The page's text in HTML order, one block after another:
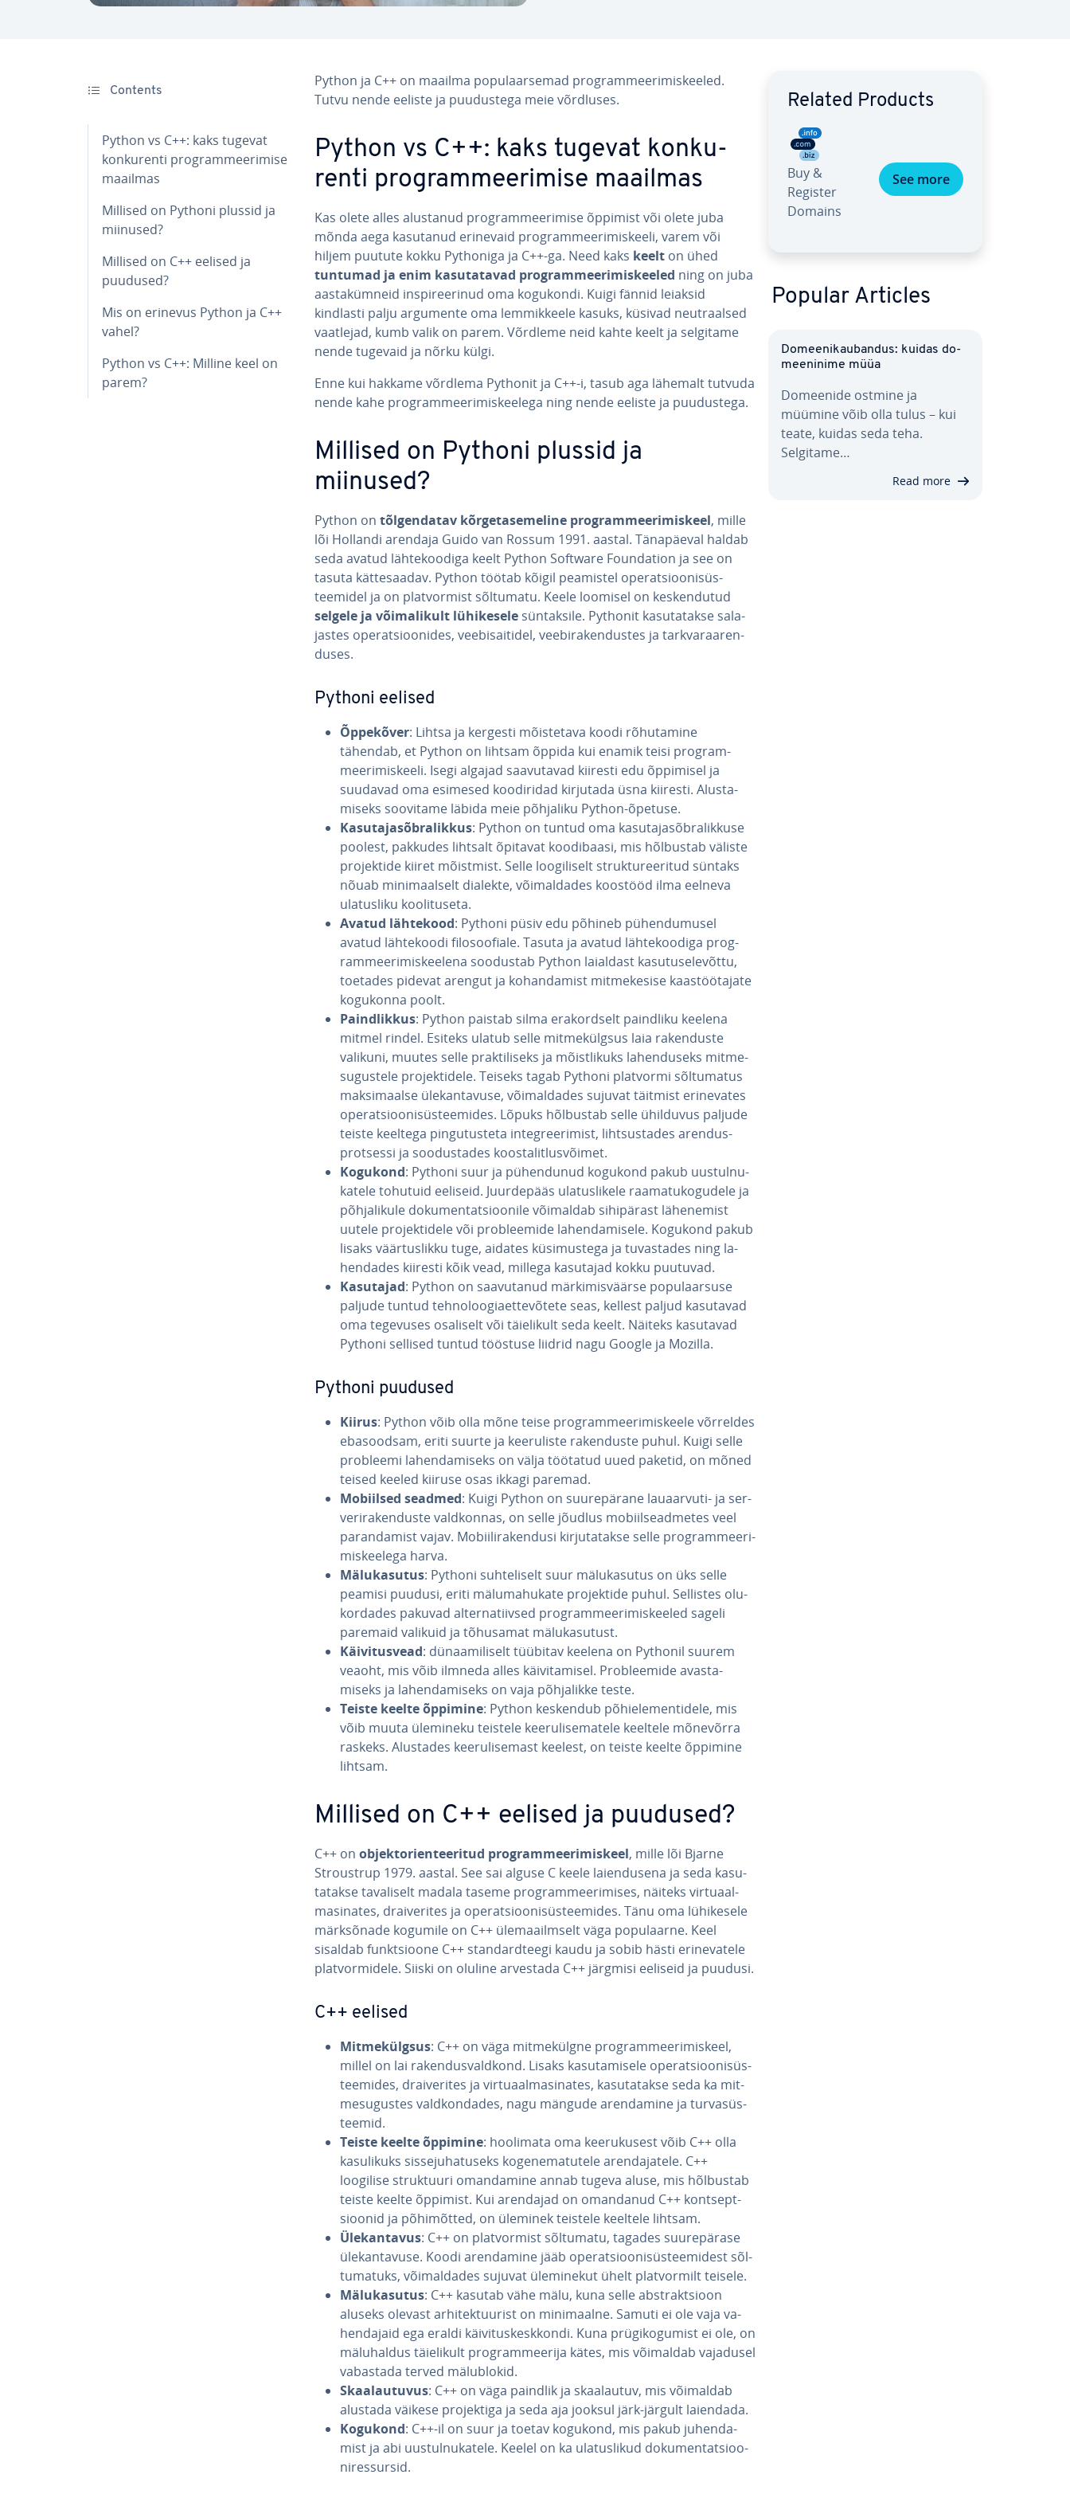
Contents
Python vs C++: kaks tugevat
kon­ku­renti prog­ram­mee­ri­mise
maailmas
Millised on Pythoni plussid ja
miinused?
Millised on C++ eelised ja
puudused?
Mis on erinevus Python ja C++
vahel?
Python vs C++: Milline keel on
parem?
Python ja C++ on maailma po­pu­laar­se­mad prog­ram­mee­ri­mis­kee­led.
Tutvu nende eeliste ja puu­dus­tega meie võrdluses.
Python vs C++: kaks tugevat kon­ku­
renti prog­ram­mee­ri­mise maailmas
Kas olete alles alustanud prog­ram­mee­ri­mise õppimist või olete juba
mõnda aega kasutanud erinevaid prog­ram­mee­ri­mis­keeli, varem või
hiljem puutute kokku Pythoniga ja C++-ga. Need kaks keelt on ühed
tuntumad ja enim ka­su­ta­ta­vad prog­ram­mee­ri­mis­kee­led ning on juba
aas­ta­küm­neid ins­pi­ree­ri­nud oma kogukondi. Kuigi fännid leiaksid
kindlasti palju argumente oma lem­mik­keele kasuks, küsivad neut­raal­sed
vaatlejad, kumb valik on parem. Võrdleme neid kahte keelt ja selgitame
nende tugevaid ja nõrku külgi.
Enne kui hakkame võrdlema Pythonit ja C++-i, tasub aga lähemalt tutvuda
nende kahe prog­ram­mee­ri­mis­kee­lega ning nende eeliste ja puu­dus­tega.
Millised on Pythoni plussid ja
miinused?
Python on tõl­gen­da­tav kõr­ge­ta­se­me­line prog­ram­mee­ri­mis­keel, mille
lõi Hollandi arendaja Guido van Rossum 1991. aastal. Tä­na­päe­val haldab
seda avatud läh­te­koo­diga keelt Python Software Foun­da­tion ja see on
tasuta kät­te­saa­dav. Python töötab kõigil peamistel ope­rat­sioo­ni­süs­
teemi­del ja on plat­vor­mist sõltumatu. Keele loomisel on kes­ken­du­tud
selgele ja või­ma­li­kult lü­hi­ke­sele sün­tak­sile. Pythonit ka­su­ta­takse sa­la­
jas­tes ope­rat­sioo­ni­des, vee­bi­sai­ti­del, vee­bi­ra­ken­dus­tes ja tark­va­raa­ren­
duses.
Pythoni eelised
Õppekõver: Lihtsa ja kergesti mõis­te­tava koodi rõ­hu­ta­mine
tähendab, et Python on lihtsam õppida kui enamik teisi prog­ram­
mee­ri­mis­keeli. Isegi algajad saa­vu­ta­vad kiiresti edu õppimisel ja
suudavad oma esimesed koo­di­ri­dad kirjutada üsna kiiresti. Alus­ta­
miseks soovitame läbida meie põhjaliku Python-õpetuse.
Ka­su­ta­ja­sõb­ra­lik­kus: Python on tuntud oma ka­su­ta­ja­sõb­ra­lik­kuse
poolest, pakkudes lihtsalt õpitavat koo­di­ba­asi, mis hõlbustab väliste
pro­jek­tide kiiret mõistmist. Selle loo­gi­li­selt struk­tu­ree­ri­tud süntaks
nõuab mi­ni­maal­selt dialekte, või­mal­da­des koostööd ilma eelneva
ula­tus­liku koo­li­tu­seta.
Avatud lähtekood: Pythoni püsiv edu põhineb pü­hen­du­mu­sel
avatud läh­te­koodi fi­lo­soo­fiale. Tasuta ja avatud läh­te­koo­diga prog­
ram­mee­ri­mis­kee­lena soodustab Python laialdast ka­su­tuse­le­võttu,
toetades pidevat arengut ja ko­han­da­mist mit­me­ke­sise kaas­töö­ta­jate
kogukonna poolt.
Paind­lik­kus: Python paistab silma era­kord­selt paindliku keelena
mitmel rindel. Esiteks ulatub selle mit­me­külg­sus laia ra­ken­duste
valikuni, muutes selle prak­ti­li­seks ja mõist­likuks la­hen­duseks mit­me­
su­gus­tele pro­jek­ti­dele. Teiseks tagab Pythoni platvormi sõl­tu­ma­tus
mak­si­maalse üle­kan­ta­vuse, või­mal­da­des sujuvat täitmist eri­ne­va­tes
ope­rat­sioo­ni­süs­teemi­des. Lõpuks hõlbustab selle ühilduvus paljude
teiste keeltega pin­gu­tus­teta in­teg­ree­ri­mist, liht­sus­ta­des aren­dus­
prot­sessi ja soo­dus­ta­des koos­ta­lit­lus­võimet.
Kogukond: Pythoni suur ja pü­hen­du­nud kogukond pakub uus­tul­nu­
ka­tele tohutuid eeliseid. Juur­de­pääs ula­tus­li­kele raa­ma­tu­ko­gu­dele ja
põh­ja­li­kule do­ku­men­tat­sioo­nile võimaldab si­hi­pä­rast lä­he­ne­mist
uutele pro­jek­ti­dele või prob­leemide la­hen­da­misele. Kogukond pakub
lisaks väär­tus­likku tuge, aidates kü­si­mus­tega ja tu­vas­ta­des ning la­
hen­da­des kiiresti kõik vead, millega kasutajad kokku puutuvad.
Kasutajad: Python on saa­vu­ta­nud mär­ki­mis­väärse po­pu­laar­suse
paljude tuntud teh­no­loo­gia­et­te­võ­tete seas, kellest paljud kasutavad
oma tegevuses osaliselt või täie­li­kult seda keelt. Näiteks kasutavad
Pythoni sellised tuntud tööstuse liidrid nagu Google ja Mozilla.
Pythoni puudused
Kiirus: Python võib olla mõne teise prog­ram­mee­ri­mis­keele võrreldes
eba­sood­sam, eriti suurte ja kee­ru­liste ra­ken­duste puhul. Kuigi selle
probleemi la­hen­da­miseks on välja töötatud uued paketid, on mõned
teised keeled kiiruse osas ikkagi paremad.
Mobiilsed seadmed: Kuigi Python on suu­re­pä­rane laua­ar­vuti- ja ser­
ve­ri­ra­ken­duste vald­kon­nas, on selle jõudlus mo­biil­sead­me­tes veel
pa­ran­da­mist vajav. Mo­bii­li­ra­ken­dusi kir­ju­ta­takse selle prog­ram­mee­ri­
mis­kee­lega harva.
Mä­lu­ka­su­tus: Pythoni suh­te­li­selt suur mä­lu­ka­su­tus on üks selle
peamisi puudusi, eriti mä­lu­ma­hu­kate pro­jek­tide puhul. Sellistes olu­
kor­da­des pakuvad al­ter­na­tiiv­sed prog­ram­mee­ri­mis­kee­led sageli
paremaid valikuid ja tõhusamat mä­lu­ka­su­tust.
Käi­vi­tus­vead: dü­naa­mi­li­selt tüübitav keelena on Pythonil suurem
veaoht, mis võib ilmneda alles käi­vi­ta­misel. Prob­leemide avas­ta­
miseks ja la­hen­da­miseks on vaja põh­ja­likke teste.
Teiste keelte õppimine: Python keskendub põ­hi­ele­men­ti­dele, mis
võib muuta ülemineku teistele kee­ru­li­se­ma­tele keeltele mõnevõrra
raskeks. Alustades kee­ru­li­se­mast keelest, on teiste keelte õppimine
lihtsam.
Millised on C++ eelised ja puudused?
C++ on ob­jek­to­rien­tee­ri­tud prog­ram­mee­ri­mis­keel, mille lõi Bjarne
Strous­trup 1979. aastal. See sai alguse C keele laien­dus­ena ja seda ka­su­
ta­takse ta­va­li­selt madala taseme prog­ram­mee­ri­mises, näiteks vir­tuaal­
ma­si­na­tes, drai­ve­ri­tes ja ope­rat­sioo­ni­süs­teemi­des. Tänu oma lü­hi­ke­sele
märk­sõ­nade kogumile on C++ üle­maa­ilm­selt väga po­pu­laarne. Keel
sisaldab funkt­sioone C++ stan­dard­teegi kaudu ja sobib hästi eri­ne­va­tele
plat­vormi­dele. Siiski on oluline arvestada C++ järgmisi eeliseid ja puudusi.
C++ eelised
Mit­me­külg­sus: C++ on väga mit­me­külgne prog­ram­mee­ri­mis­keel,
millel on lai ra­ken­dus­vald­kond. Lisaks ka­su­ta­misele ope­rat­sioo­ni­süs­
teemi­des, drai­ve­ri­tes ja vir­tuaal­ma­si­na­tes, ka­su­ta­takse seda ka mit­
me­su­gus­tes vald­kon­da­des, nagu mängude aren­da­mine ja tur­va­süs­
tee­mid.
Teiste keelte õppimine: hoolimata oma kee­ru­ku­sest võib C++ olla
ka­su­likuks sis­se­ju­ha­tu­seks ko­ge­ne­ma­tu­tele aren­da­ja­tele. C++
loogilise struk­tuuri oman­da­mine annab tugeva aluse, mis hõlbustab
teiste keelte õppimist. Kui arendajad on omandanud C++ kont­sept­
sioo­nid ja põ­hi­mõt­ted, on üleminek teistele keeltele lihtsam.
Üle­kan­ta­vus: C++ on plat­vor­mist sõltumatu, tagades suu­re­pä­rase
üle­kan­ta­vuse. Koodi aren­da­mine jääb ope­rat­sioo­ni­süs­teemi­dest sõl­
tu­ma­tuks, või­mal­da­des sujuvat üle­mi­ne­kut ühelt plat­vor­milt teisele.
Mä­lu­ka­su­tus: C++ kasutab vähe mälu, kuna selle abst­rakt­sioon
aluseks olevast ar­hi­tek­tuu­rist on mi­ni­maalne. Samuti ei ole vaja va­
hen­da­jaid ega eraldi käi­vi­tus­kesk­kondi. Kuna prü­gi­ko­gu­mist ei ole, on
mä­lu­hal­dus täie­li­kult prog­ram­mee­rija kätes, mis võimaldab vajadusel
vabastada terved mä­lub­lo­kid.
Skaa­lau­tu­vus: C++ on väga paindlik ja skaa­lau­tuv, mis võimaldab
alustada väikese pro­jek­tiga ja seda aja jooksul järk-järgult laiendada.
Kogukond: C++-il on suur ja toetav kogukond, mis pakub ju­hen­da­
mist ja abi uus­tul­nu­ka­tele. Keelel on ka ula­tus­li­kud do­ku­men­tat­sioo­
ni­res­sur­sid.
Related Products
Buy &
Register
Domains
See more
Popular Articles
Do­mee­ni­kau­ban­dus: kuidas do­
mee­ninime müüa
Domeenide ostmine ja
müümine võib olla tulus – kui
teate, kuidas seda teha.
Selgitame…
Read more